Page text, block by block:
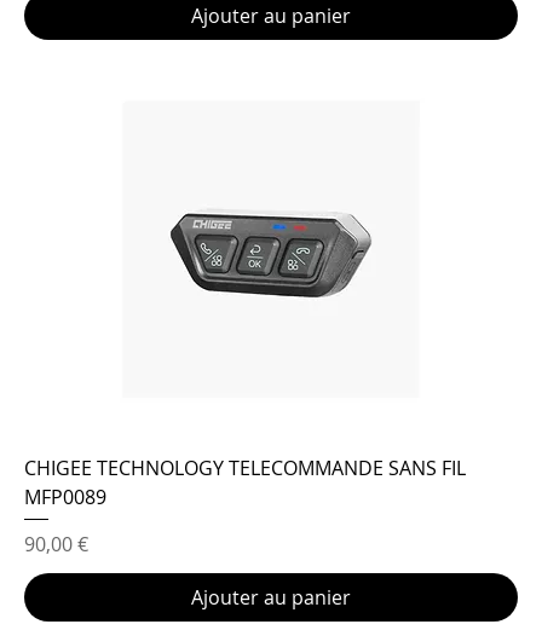
Ajouter au panier
CHIGEE TECHNOLOGY TELECOMMANDE SANS FIL
MFP0089
Prix
90,00 €
Ajouter au panier